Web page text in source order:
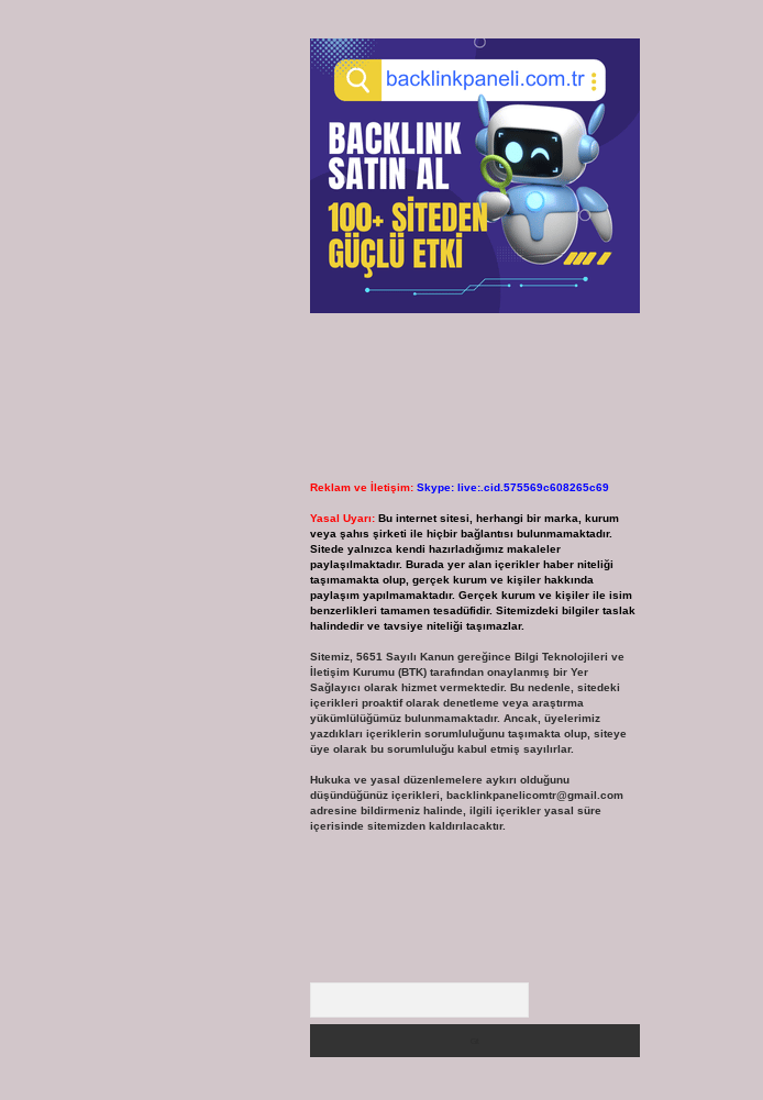
Reklam ve İletişim: Skype: live:.cid.575569c608265c69
Yasal Uyarı: Bu internet sitesi, herhangi bir marka, kurum
veya şahıs şirketi ile hiçbir bağlantısı bulunmamaktadır.
Sitede yalnızca kendi hazırladığımız makaleler
paylaşılmaktadır. Burada yer alan içerikler haber niteliği
taşımamakta olup, gerçek kurum ve kişiler hakkında
paylaşım yapılmamaktadır. Gerçek kurum ve kişiler ile isim
benzerlikleri tamamen tesadüfidir. Sitemizdeki bilgiler taslak
halindedir ve tavsiye niteliği taşımazlar.
Sitemiz, 5651 Sayılı Kanun gereğince Bilgi Teknolojileri ve
İletişim Kurumu (BTK) tarafından onaylanmış bir Yer
Sağlayıcı olarak hizmet vermektedir. Bu nedenle, sitedeki
içerikleri proaktif olarak denetleme veya araştırma
yükümlülüğümüz bulunmamaktadır. Ancak, üyelerimiz
yazdıkları içeriklerin sorumluluğunu taşımakta olup, siteye
üye olarak bu sorumluluğu kabul etmiş sayılırlar.
Hukuka ve yasal düzenlemelere aykırı olduğunu
düşündüğünüz içerikleri, backlinkpanelicomtr@gmail.com
adresine bildirmeniz halinde, ilgili içerikler yasal süre
içerisinde sitemizden kaldırılacaktır.